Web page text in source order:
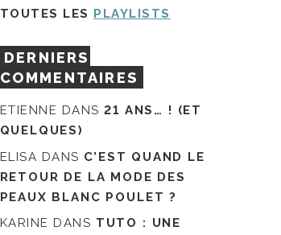
TOUTES LES PLAYLISTS
DERNIERS
COMMENTAIRES
ETIENNE DANS21 ANS… ! (ET
QUELQUES)
ELISA DANS C’EST QUAND LE
RETOUR DE LA MODE DES
PEAUX BLANC POULET ?
KARINE DANS TUTO : UNE